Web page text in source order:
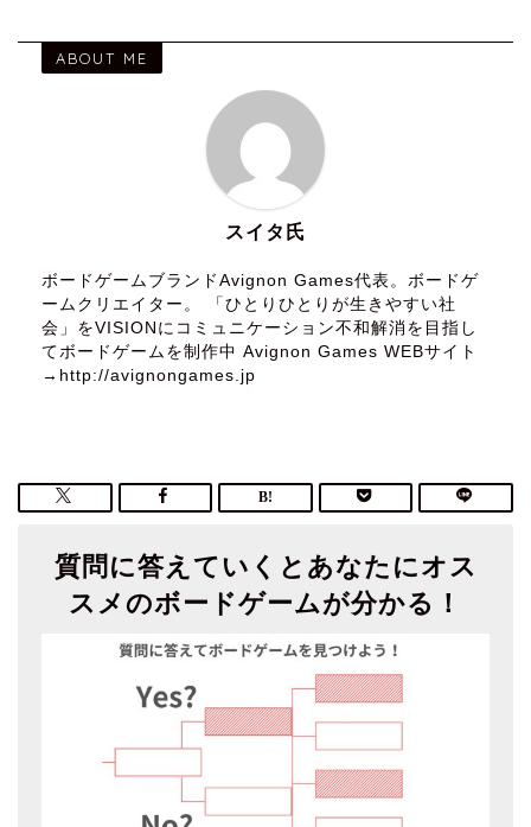
ABOUT ME
スイタ氏
ボードゲームブランドAvignon Games代表。ボードゲ
ームクリエイター。 「ひとりひとりが生きやすい社
会」をVISIONにコミュニケーション不和解消を目指し
てボードゲームを制作中 Avignon Games WEBサイト
→http://avignongames.jp
質問に答えていくとあなたにオス
スメのボードゲームが分かる！